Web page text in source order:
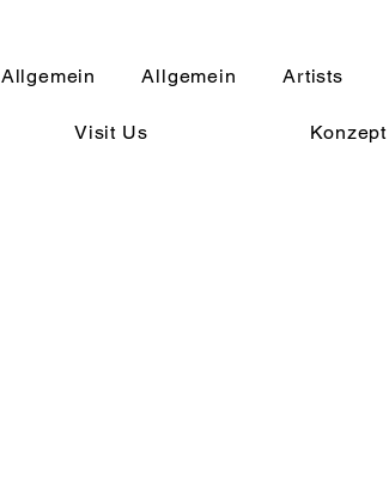
Allgemein Allgemein Artists
Visit Us Konzept